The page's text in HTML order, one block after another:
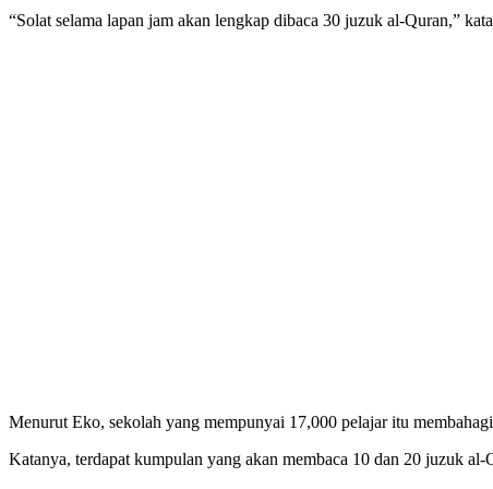
“Solat selama lapan jam akan lengkap dibaca 30 juzuk al-Quran,”
Menurut Eko, sekolah yang mempunyai 17,000 pelajar itu
Katanya, terdapat kumpulan yang akan membaca 10 dan 20 juzuk